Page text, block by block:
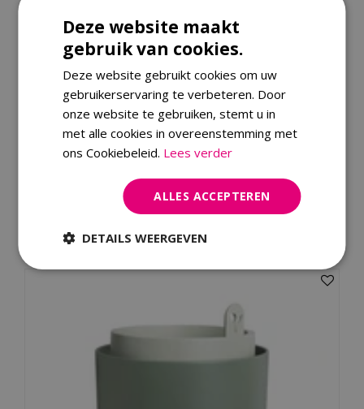
stimuleren.
Specificaties
EAN code
8711117873709
Merk
Dit product kopen
Kijk ook eens naar:
Deze website maakt
gebruik van cookies.
Deze website gebruikt cookies om uw
gebruikerservaring te verbeteren. Door
onze website te gebruiken, stemt u in
met alle cookies in overeenstemming met
ons Cookiebeleid. Lees verder
ALLES ACCEPTEREN
DETAILS WEERGEVEN